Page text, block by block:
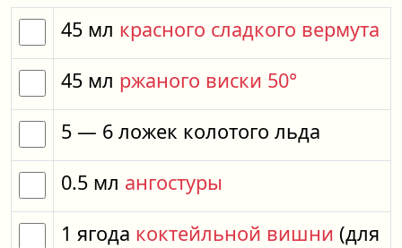
45 мл красного сладкого вермута
45 мл ржаного виски 50°
5 — 6 ложек колотого льда
0.5 мл ангостуры
1 ягода коктейльной вишни (для